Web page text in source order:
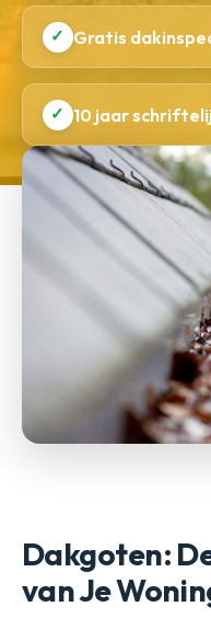
✓ Gratis
✓ 10 jaar
Dakgoten:
van Je